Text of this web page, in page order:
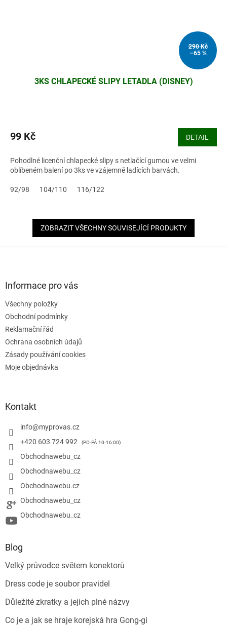
290 Kč
–65 %
3KS CHLAPECKÉ SLIPY LETADLA (DISNEY)
99 Kč DETAIL
Pohodlné licenční chlapecké slipy s netlačící gumou ve velmi
oblíbeném balení po 3ks ve vzájemně ladících barvách.
92/98 104/110 116/122
ZOBRAZIT VŠECHNY SOUVISEJÍCÍ PRODUKTY
Informace pro vás
Všechny položky
Obchodní podmínky
Reklamační řád
Ochrana osobních údajů
Zásady používání cookies
Moje objednávka
Kontakt
info@myprovas.cz
+420 603 724 992
Obchodnawebu_cz
Obchodnawebu_cz
Obchodnawebu.cz
Obchodnawebu_cz
Obchodnawebu_cz
Blog
Velký průvodce světem konektorů
Dress code je soubor pravidel
Důležité zkratky a jejich plné názvy
Co je a jak se hraje korejská hra Gong-gi